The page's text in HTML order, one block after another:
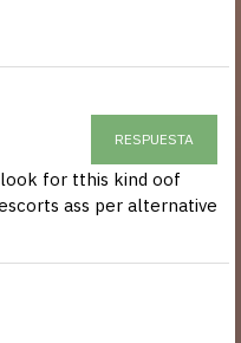
RESPUESTA
for tthis kind oof
ass per alternative